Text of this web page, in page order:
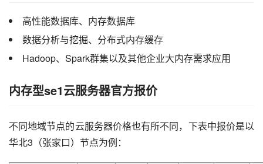
高性能数据库、内存数据库
数据分析与挖掘、分布式内存缓存
Hadoop、Spark群集以及其他企业大内存需求应用
内存型se1云服务器官方报价
不同地域节点的云服务器价格也有所不同，下表中报价是以
华北3（张家口）节点为例：